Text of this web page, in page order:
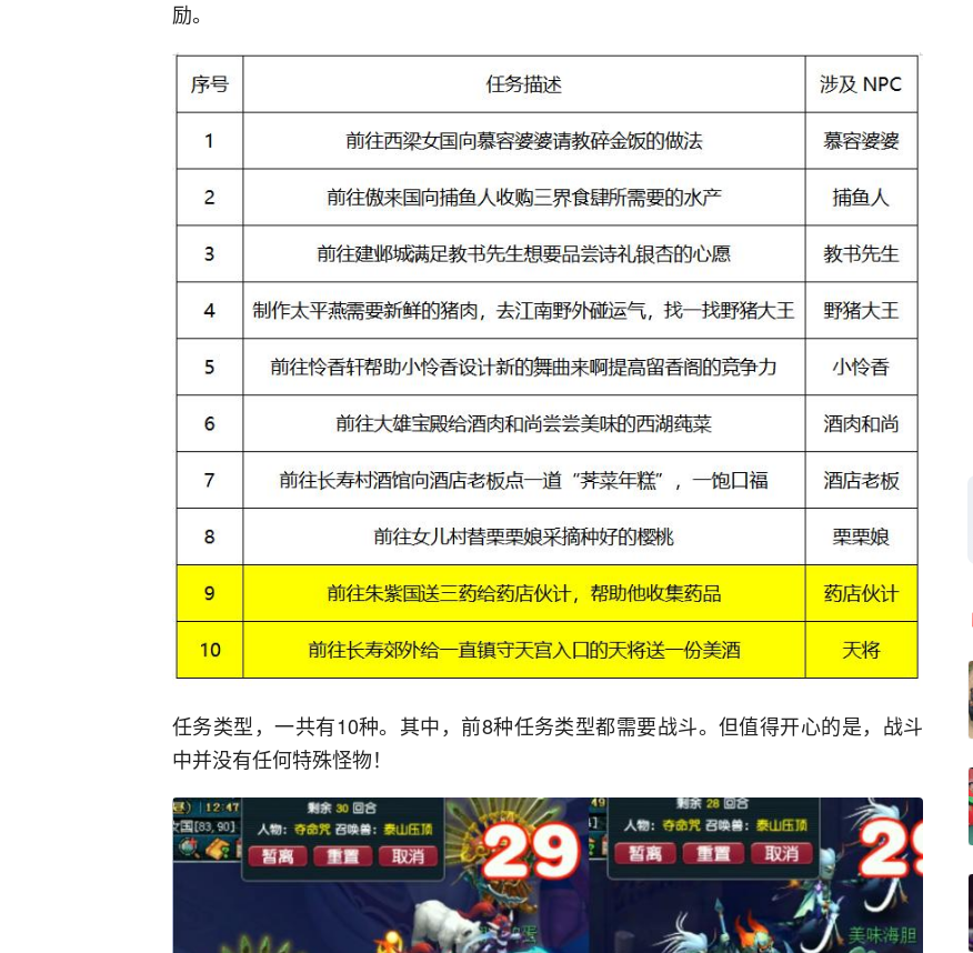
励。
任务类型，一共有10种。其中，前8种任务类型都需要战斗。但值得开心的是，战斗
中并没有任何特殊怪物！